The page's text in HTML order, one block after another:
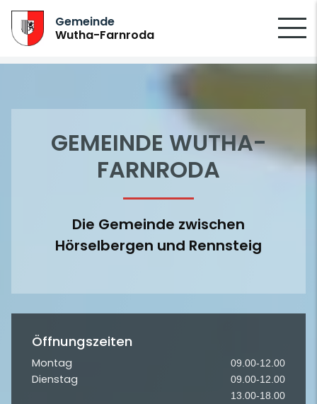
Gemeinde
Wutha-Farnroda
GEMEINDE WUTHA-
FARNRODA
Die Gemeinde zwischen
Hörselbergen und Rennsteig
Öffnungszeiten
Montag 09.00-12.00
Dienstag
09.00-12.00
13.00-18.00